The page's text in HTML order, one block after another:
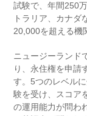
試験で、年間250
トラリア、カナダ
20,000を超える機
ニュージーランド
り、永住権を申請
す。5つのレベル
験を受け、スコア
の運用能力が問わ